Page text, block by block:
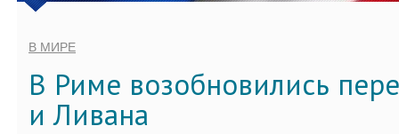
В МИРЕ
В Риме возобновились
и Ливана